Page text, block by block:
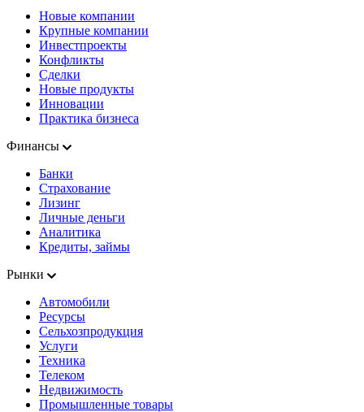
Новые компании
Крупные компании
Инвестпроекты
Конфликты
Сделки
Новые продукты
Инновации
Практика бизнеса
Финансы
Банки
Страхование
Лизинг
Личные деньги
Аналитика
Кредиты, займы
Рынки
Автомобили
Ресурсы
Сельхозпродукция
Услуги
Техника
Телеком
Недвижимость
Промышленные товары